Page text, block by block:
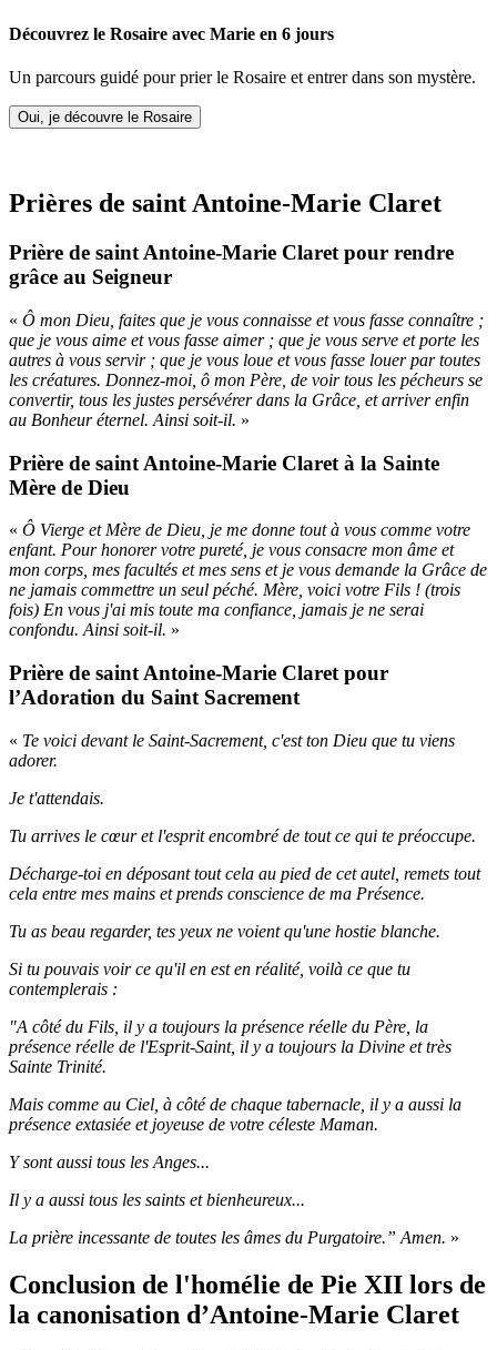
Découvrez le Rosaire avec Marie en 6 jours
Un parcours guidé pour prier le Rosaire et entrer dans son mystère.
Oui, je découvre le Rosaire
Prières de saint Antoine-Marie Claret
Prière de saint Antoine-Marie Claret pour rendre
grâce au Seigneur
« Ô mon Dieu, faites que je vous connaisse et vous fasse connaître ;
que je vous aime et vous fasse aimer ; que je vous serve et porte les
autres à vous servir ; que je vous loue et vous fasse louer par toutes
les créatures. Donnez-moi, ô mon Père, de voir tous les pécheurs se
convertir, tous les justes persévérer dans la Grâce, et arriver enfin
au Bonheur éternel. Ainsi soit-il. »
Prière de saint Antoine-Marie Claret à la Sainte
Mère de Dieu
« Ô Vierge et Mère de Dieu, je me donne tout à vous comme votre
enfant. Pour honorer votre pureté, je vous consacre mon âme et
mon corps, mes facultés et mes sens et je vous demande la Grâce de
ne jamais commettre un seul péché. Mère, voici votre Fils ! (trois
fois) En vous j'ai mis toute ma confiance, jamais je ne serai
confondu. Ainsi soit-il. »
Prière de saint Antoine-Marie Claret pour
l’Adoration du Saint Sacrement
« Te voici devant le Saint-Sacrement, c'est ton Dieu que tu viens
adorer.
Je t'attendais.
Tu arrives le cœur et l'esprit encombré de tout ce qui te préoccupe.
Décharge-toi en déposant tout cela au pied de cet autel, remets tout
cela entre mes mains et prends conscience de ma Présence.
Tu as beau regarder, tes yeux ne voient qu'une hostie blanche.
Si tu pouvais voir ce qu'il en est en réalité, voilà ce que tu
contemplerais :
"A côté du Fils, il y a toujours la présence réelle du Père, la
présence réelle de l'Esprit-Saint, il y a toujours la Divine et très
Sainte Trinité.
Mais comme au Ciel, à côté de chaque tabernacle, il y a aussi la
présence extasiée et joyeuse de votre céleste Maman.
Y sont aussi tous les Anges...
Il y a aussi tous les saints et bienheureux...
La prière incessante de toutes les âmes du Purgatoire.” Amen. »
Conclusion de l'homélie de Pie XII lors de
la canonisation d’Antoine-Marie Claret